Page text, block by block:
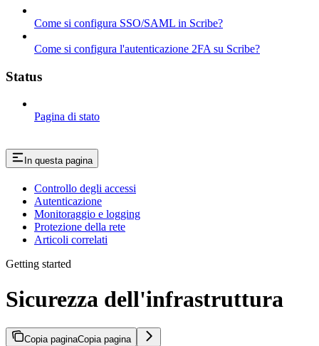
Come si configura SSO/SAML in Scribe?
Come si configura l'autenticazione 2FA su Scribe?
Status
Pagina di stato
In questa pagina
Controllo degli accessi
Autenticazione
Monitoraggio e logging
Protezione della rete
Articoli correlati
Getting started
Sicurezza dell'infrastruttura
Copia paginaCopia pagina